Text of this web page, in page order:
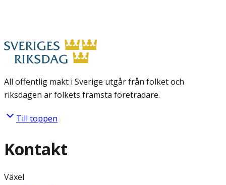
All offentlig makt i Sverige utgår från folket och
riksdagen är folkets främsta företrädare.
Till toppen
Kontakt
Växel